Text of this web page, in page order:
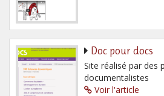
Doc pour docs
Site réalisé par des
documentalistes
Voir l'article